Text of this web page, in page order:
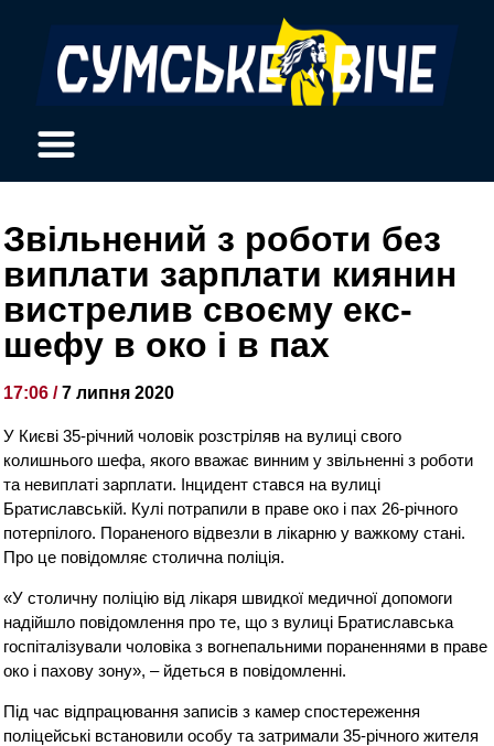
Звільнений з роботи без
виплати зарплати киянин
вистрелив своєму екс-
шефу в око і в пах
17:06 /7 липня 2020
У Києві 35-річний чоловік розстріляв на вулиці свого
колишнього шефа, якого вважає винним у звільненні з роботи
та невиплаті зарплати. Інцидент стався на вулиці
Братиславській. Кулі потрапили в праве око і пах 26-річного
потерпілого. Пораненого відвезли в лікарню у важкому стані.
Про це повідомляє столична поліція.
«У столичну поліцію від лікаря швидкої медичної допомоги
надійшло повідомлення про те, що з вулиці Братиславська
госпіталізували чоловіка з вогнепальними пораненнями в праве
око і пахову зону», – йдеться в повідомленні.
Під час відпрацювання записів з камер спостереження
поліцейські встановили особу та затримали 35-річного жителя